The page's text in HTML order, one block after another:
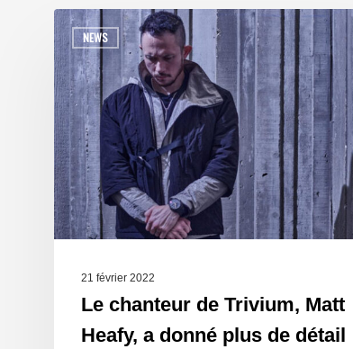
NEWS
21 février 2022
Le chanteur de Trivium, Matt
Heafy, a donné plus de détail